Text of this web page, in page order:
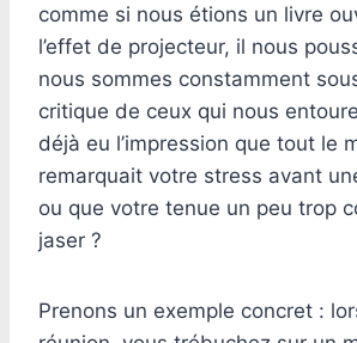
comme si nous étions un livre
l’effet de projecteur, il nous
nous sommes constamment
critique de ceux qui nous
déjà eu l’impression que tout le
remarquait votre stress avant
ou que votre tenue un peu trop
jaser ?
Prenons un exemple concret :